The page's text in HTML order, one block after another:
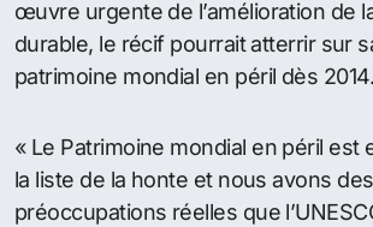
œuvre urgente de l’amélioration de
durable, le récif pourrait atterrir sur
patrimoine mondial en péril dès 2014.
« Le Patrimoine mondial en péril est
la liste de la honte et nous avons des
préoccupations réelles que